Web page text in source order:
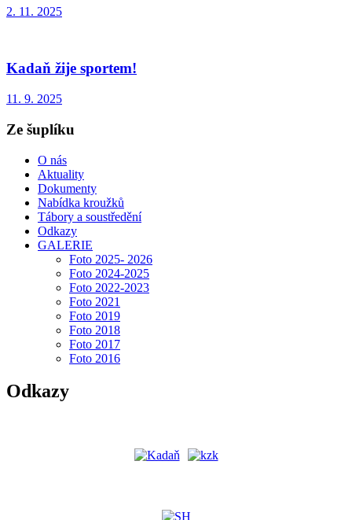
2. 11. 2025
Kadaň žije sportem!
11. 9. 2025
Ze šuplíku
O nás
Aktuality
Dokumenty
Nabídka kroužků
Tábory a soustředění
Odkazy
GALERIE
Foto 2025- 2026
Foto 2024-2025
Foto 2022-2023
Foto 2021
Foto 2019
Foto 2018
Foto 2017
Foto 2016
Odkazy